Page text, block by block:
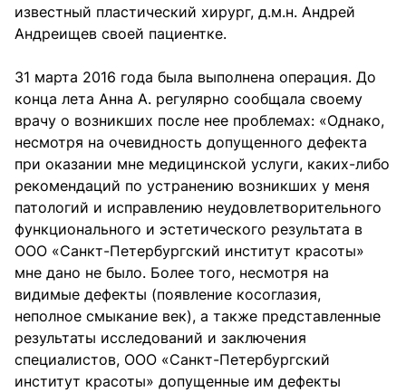
известный пластический хирург, д.м.н. Андрей
Андреищев своей пациентке.
31 марта 2016 года была выполнена операция. До
конца лета Анна А. регулярно сообщала своему
врачу о возникших после нее проблемах: «Однако,
несмотря на очевидность допущенного дефекта
при оказании мне медицинской услуги, каких-либо
рекомендаций по устранению возникших у меня
патологий и исправлению неудовлетворительного
функционального и эстетического результата в
ООО «Санкт-Петербургский институт красоты»
мне дано не было. Более того, несмотря на
видимые дефекты (появление косоглазия,
неполное смыкание век), а также представленные
результаты исследований и заключения
специалистов, ООО «Санкт-Петербургский
институт красоты» допущенные им дефекты